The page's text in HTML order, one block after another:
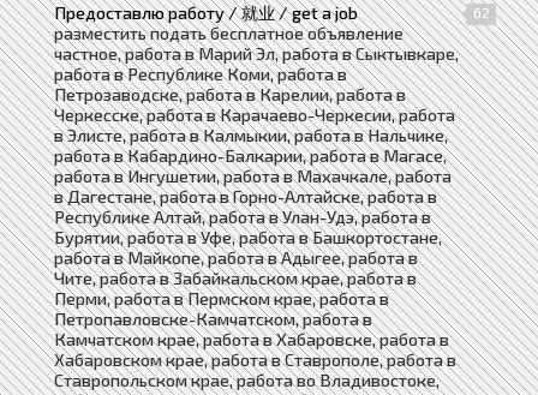
Предоставлю работу / 就业 / get a job
62
разместить подать бесплатное объявление
частное, работа в Марий Эл, работа в Сыктывкаре,
работа в Республике Коми, работа в
Петрозаводске, работа в Карелии, работа в
Черкесске, работа в Карачаево-Черкесии, работа
в Элисте, работа в Калмыкии, работа в Нальчике,
работа в Кабардино-Балкарии, работа в Магасе,
работа в Ингушетии, работа в Махачкале, работа
в Дагестане, работа в Горно-Алтайске, работа в
Республике Алтай, работа в Улан-Удэ, работа в
Бурятии, работа в Уфе, работа в Башкортостане,
работа в Майкопе, работа в Адыгее, работа в
Чите, работа в Забайкальском крае, работа в
Перми, работа в Пермском крае, работа в
Петропавловске-Камчатском, работа в
Камчатском крае, работа в Хабаровске, работа в
Хабаровском крае, работа в Ставрополе, работа в
Ставропольском крае, работа во Владивостоке,